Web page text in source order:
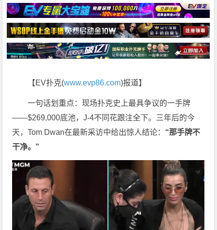
【EV扑克(www.evp86.com)报道】
一句话划重点：现场扑克史上最具争议的一手牌
——$269,000底池，J-4不同花跟注全下。三年后的今
天，Tom Dwan在最新采访中给出惊人结论： “那手牌不
干净。”